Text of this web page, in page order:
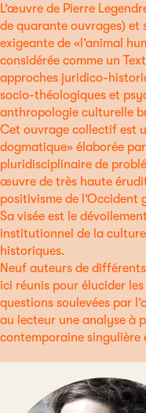
L’œuvre de Pierre
de quarante ouvrages)
exigeante de «l’animal
considérée comme un
approches juridico-
socio-théologiques et
anthropologie culturelle
Cet ouvrage collectif est
dogmatique» élaborée
pluridisciplinaire de
œuvre de très haute
positivisme de l’Occident
Sa visée est le
institutionnel de la
historiques.
Neuf auteurs de
ici réunis pour élucider
questions soulevées par
au lecteur une analyse à
contemporaine